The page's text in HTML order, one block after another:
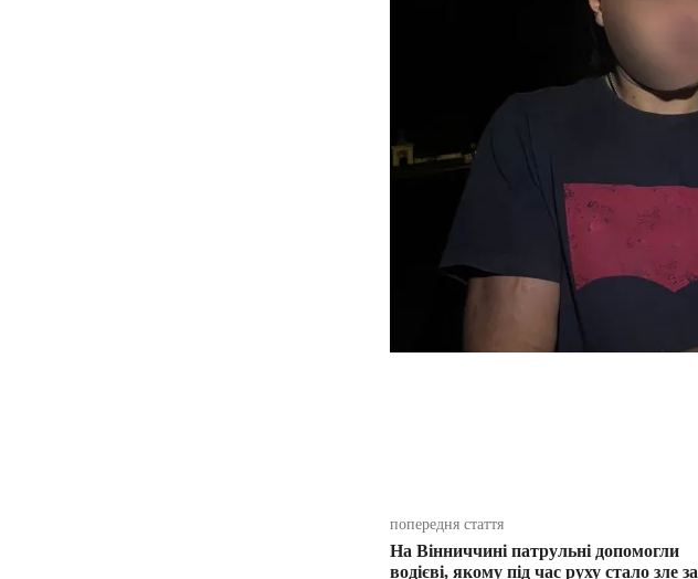
попередня стаття
На Вінниччині патрульні допомогли
водієві, якому під час руху стало зле за